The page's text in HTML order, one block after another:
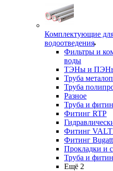
Комплектующие
водоотведения
Фильтры и
воды
ТЭНы и ПЭНы
Труба
Труба
Разное
Труба и
Фитинг RTP
Фитинг
Фитинг
Прокладки и
Труба и
Ещё 2